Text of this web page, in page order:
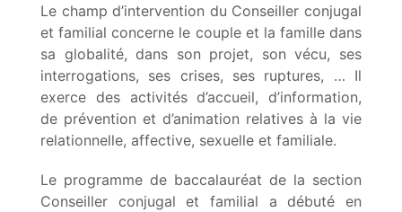
Le champ d’intervention du Conseiller conjugal
et familial concerne le couple et la famille dans
sa globalité, dans son projet, son vécu, ses
interrogations, ses crises, ses ruptures, … Il
exerce des activités d’accueil, d’information,
de prévention et d’animation relatives à la vie
relationnelle, affective, sexuelle et familiale.
Le programme de baccalauréat de la section
Conseiller conjugal et familial a débuté en